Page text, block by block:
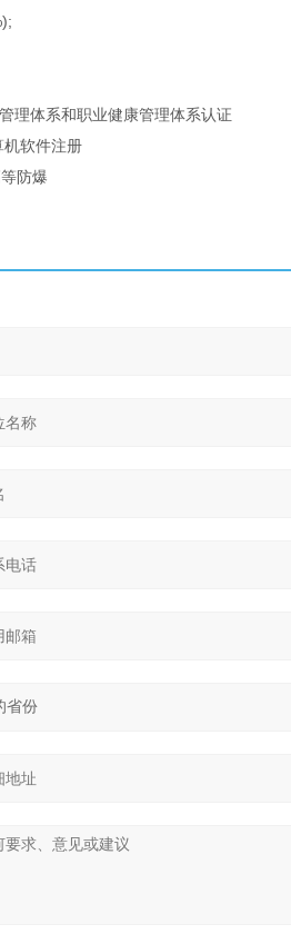
体系和职业健康管理体系认证
软件注册
防爆